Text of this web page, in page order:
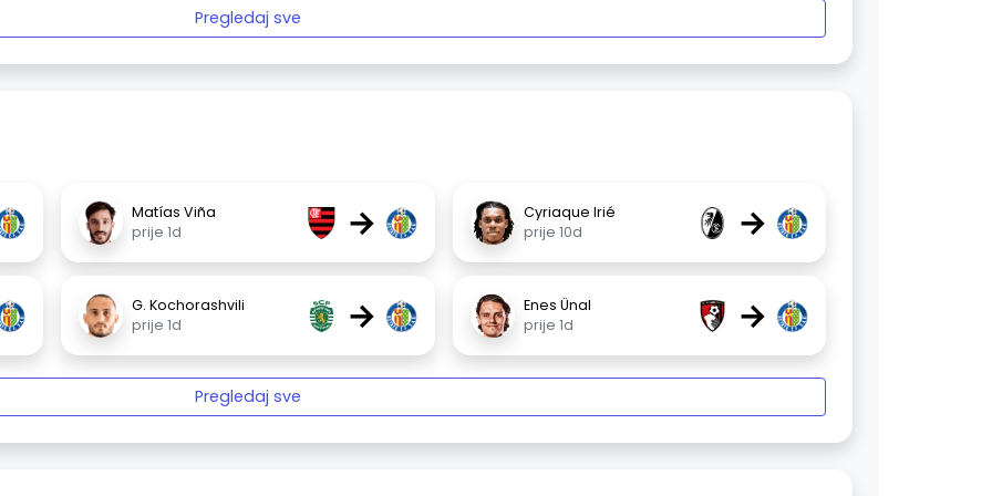
Pregledaj sve
Matías Viña
prije 1d
→
Cyriaque Irié
prije 10d
→
G. Kochorashvili
prije 1d
→
Enes Ünal
prije 1d
→
Pregledaj sve